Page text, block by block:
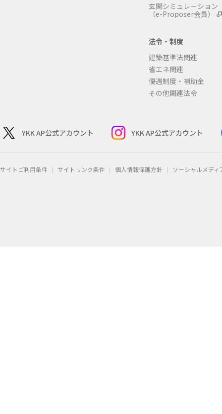
玄関シミュレーション
（e-Proposer会員）
法令・制度
建築基準法関連
省エネ関連
優遇制度・補助金
その他関連法令
YKK AP公式アカウント YKK AP公式アカウント
サイトご利用条件 サイトリンク条件 個人情報保護方針 ソーシャルメデ